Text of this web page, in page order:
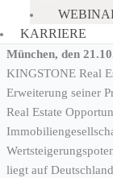
KARRIERE
München, den
KINGSTONE Real
Erweiterung seiner
Real Estate
liegt auf